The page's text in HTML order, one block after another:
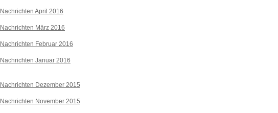
Nachrichten April 2016
Nachrichten März 2016
Nachrichten Februar 2016
Nachrichten Januar 2016
Nachrichten Dezember 2015
Nachrichten November 2015